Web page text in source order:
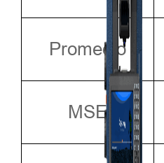
Promedio
MSE